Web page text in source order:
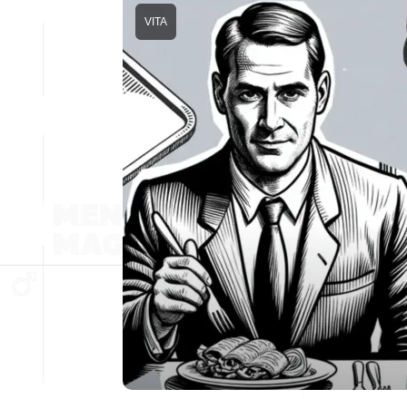
VITA